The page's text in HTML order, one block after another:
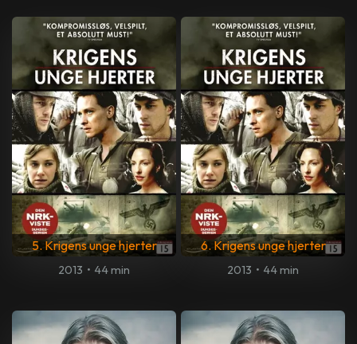
5. Krigens unge hjerter
2013 • 44 min
6. Krigens unge hjerter
2013 • 44 min